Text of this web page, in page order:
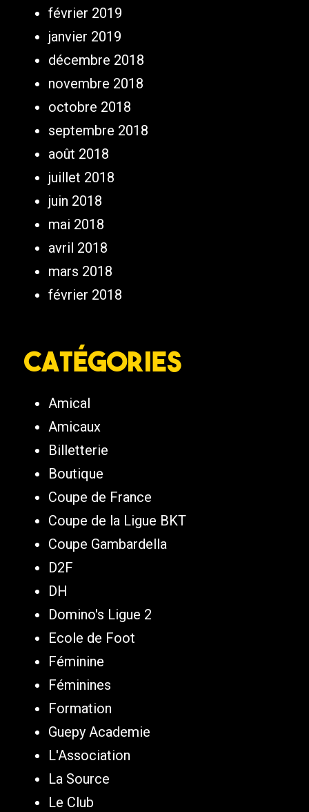
février 2019
janvier 2019
décembre 2018
novembre 2018
octobre 2018
septembre 2018
août 2018
juillet 2018
juin 2018
mai 2018
avril 2018
mars 2018
février 2018
Catégories
Amical
Amicaux
Billetterie
Boutique
Coupe de France
Coupe de la Ligue BKT
Coupe Gambardella
D2F
DH
Domino's Ligue 2
Ecole de Foot
Féminine
Féminines
Formation
Guepy Academie
L'Association
La Source
Le Club